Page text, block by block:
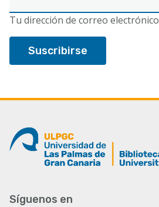
electrónico
Tu dirección de correo electrónico
Síguenos en